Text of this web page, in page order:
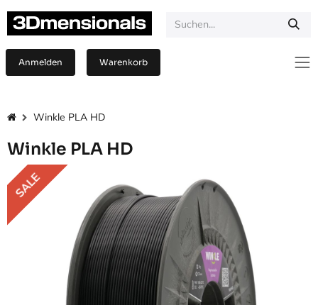
Anmelden Warenkorb
Winkle PLA HD
Winkle PLA HD
SALE